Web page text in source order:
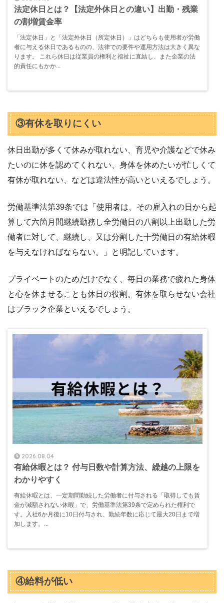
法定休日とは？【法定外休日との違い】出勤・残業
の割増賃金率
「法定休日」と「法定外休日（所定休日）」はどちらも使用者が労働
者に与える休日であるものの、法律での要件や運用方法は大きく異な
ります。 これら休日は従業員の権利と福祉に直結し、また企業の法
的責任にもかか...
③有休を取りにくい
休日出勤が多くて休みが取れない、育児や介護などで休み
たいのに休を認めてくれない、身体を休めたいが忙しくて
有休が取れない、などは違法性が高いといえるでしょう。
労働基準法第39条では「使用者は、その雇入れの日から起
算して六箇月間継続勤務し全労働日の八割以上出勤した労
働者に対して、継続し、又は分割した十労働日の有給休暇
を与えなければならない。」と明記しています。
プライベートのためだけでなく、毎日の業務で疲れた身体
と心を休ませることも休日の役割。有休を取らせない会社
はブラック企業といえるでしょう。
2026.08.04
有給休暇とは？ 付与日数や計算方法、繰越の上限を
わかりやすく
有給休暇とは、一定期間勤続した労働者に付与される「取得しても賃
金が減額されない休暇」で、労働基準法第39条で定められた権利で
す。入社6か月後に10日付与され、勤続年数に応じて最大20日まで増
加します。...
④給料が低い